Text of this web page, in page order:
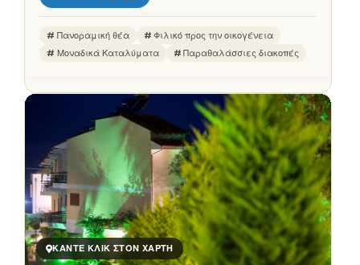
Πανοραμική θέα
Φιλικό προς την οικογένεια
Μοναδικά Καταλύματα
Παραθαλάσσιες διακοπές
ΚΆΝΤΕ ΚΛΙΚ ΣΤΟΝ ΧΆΡΤΗ